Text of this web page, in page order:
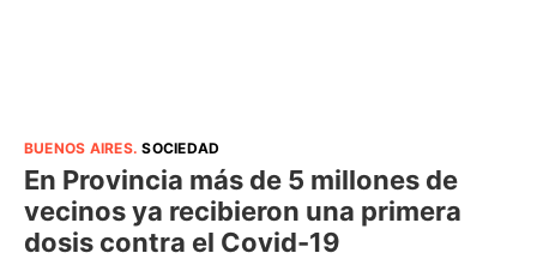
BUENOS AIRES.SOCIEDAD
En Provincia más de 5 millones de
vecinos ya recibieron una primera
dosis contra el Covid-19